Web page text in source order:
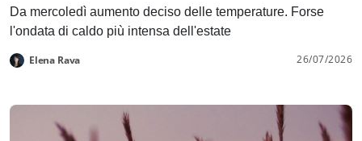
Da mercoledì aumento deciso delle temperature. Forse
l'ondata di caldo più intensa dell'estate
Elena Rava 26/07/2026